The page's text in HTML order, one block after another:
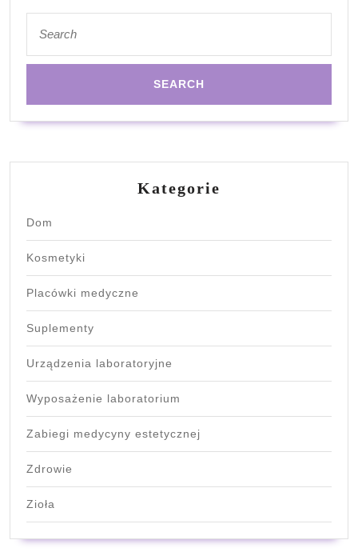
for:
Kategorie
Dom
Kosmetyki
Placówki medyczne
Suplementy
Urządzenia laboratoryjne
Wyposażenie laboratorium
Zabiegi medycyny estetycznej
Zdrowie
Zioła